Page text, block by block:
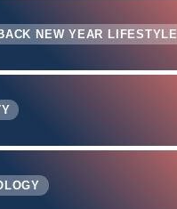
NEW YEAR LIFESTYLE